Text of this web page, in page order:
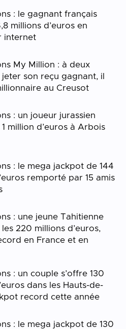
: le gagnant français
millions d’euros en
internet
My Million : à deux
son reçu gagnant, il
au Creusot
: un joueur jurassien
million d’euros à Arbois
: le mega jackpot de 144
remporté par 15 amis
: une jeune Tahitienne
220 millions d’euros,
en France et en
: un couple s’offre 130
dans les Hauts-de-
record cette année
: le mega jackpot de 130